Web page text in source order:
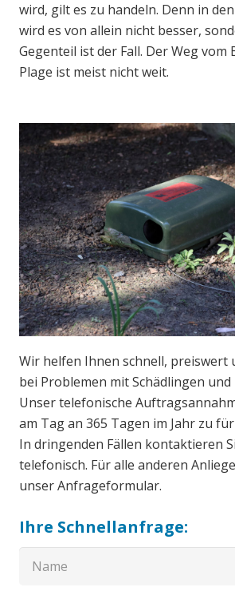
wird, gilt es zu handeln. Denn in
wird es von allein nicht besser,
Gegenteil ist der Fall. Der Weg vom
Plage ist meist nicht weit.
Wir helfen Ihnen schnell, preiswert
bei Problemen mit Schädlingen und
Unser telefonische Auftragsannahme ist 24 Stunden
am Tag an 365 Tagen im Jahr zu für Sie zu erreichen.
In dringenden Fällen kontaktieren Sie
telefonisch. Für alle anderen
unser Anfrageformular.
Ihre Schnellanfrage: